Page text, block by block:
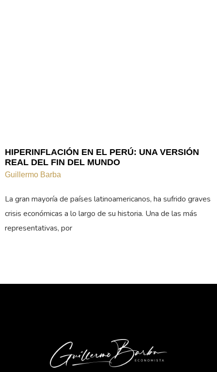
HIPERINFLACIÓN EN EL PERÚ: UNA VERSIÓN
REAL DEL FIN DEL MUNDO
Guillermo Barba
La gran mayoría de países latinoamericanos, ha sufrido graves
crisis económicas a lo largo de su historia. Una de las más
representativas, por